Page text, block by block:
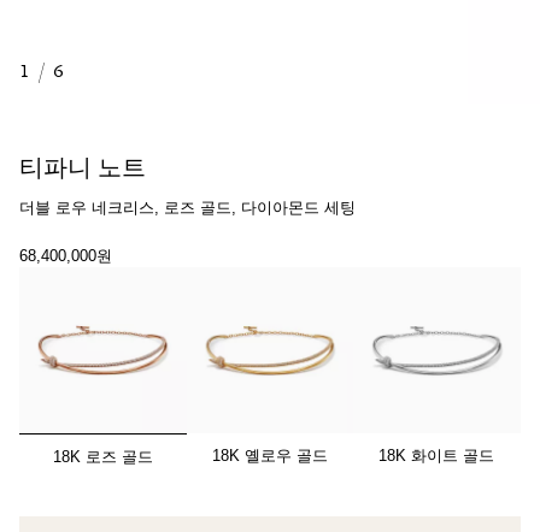
1 / 6
티파니 노트
더블 로우 네크리스, 로즈 골드, 다이아몬드 세팅
68,400,000원
선택됨
18K 로즈 골드 18K 옐로우 골드 18K 화이트 골드